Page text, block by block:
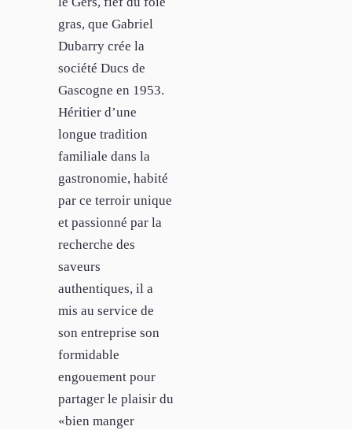
gras, que Gabriel
Dubarry crée la
société Ducs de
Gascogne en 1953.
Héritier d’une
longue tradition
familiale dans la
gastronomie, habité
par ce terroir unique
et passionné par la
recherche des
saveurs
authentiques, il a
mis au service de
son entreprise son
formidable
engouement pour
partager le plaisir du
«bien manger